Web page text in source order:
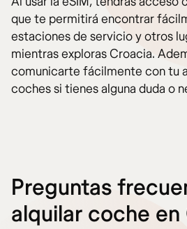
que te permitirá encontrar
estaciones de servicio y otros
mientras exploras Croacia.
comunicarte fácilmente con tu
coches si tienes alguna duda o
Preguntas
alquilar coche en